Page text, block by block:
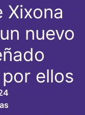
Xixona
nuevo
ellos